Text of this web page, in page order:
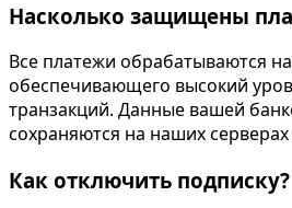
Насколько защищены
Все платежи обрабатываются
обеспечивающего высокий
транзакций. Данные вашей
сохраняются на наших
Как отключить подписку?